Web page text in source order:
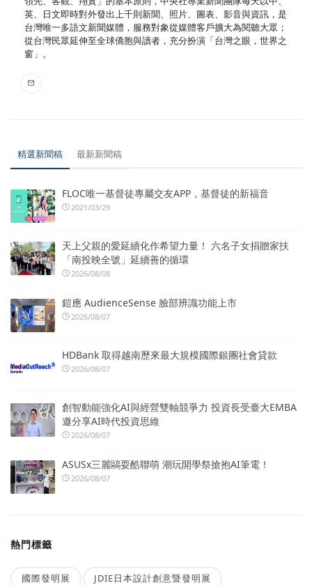
英、日文即時對外發出上千則新聞、照片、圖表、影音與資訊，是
台灣唯一多語文新聞媒體，服務對象從媒體客戶擴大為閱聽大眾；
從台灣民眾延伸至全球僑胞與讀者，充分扮演「台灣之眼，世界之
窗」。
精選新聞稿 最新新聞稿
FLOC唯一基督徒專屬交友APP，基督徒的新福音
2021/03/29
天上父親的愛延續化作希望力量！ 六名子女捐贈家扶
「南投映全號」延續善的循環
2026/08/08
鎧應 AudienceSense 臉部辨識功能上市
2026/08/07
HDBank 取得越南歷來最大規模國際銀團社會貸款
2026/08/07
創智動能強化AI與經營雙軸競爭力 投資長受臺大EMBA
邀分享AI時代投資思維
2026/08/07
ASUSx三麗鷗耍酷聯萌 潮玩開學祭搶抱AI筆電！
2026/08/07
熱門標籤
國際發明展 JDIE日本設計創意暨發明展